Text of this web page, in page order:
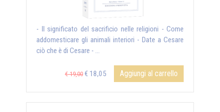
- Il significato del sacrificio nelle religioni - Come
addomesticare gli animali interiori - Date a Cesare
ciò che è di Cesare - ...
€ 19,00 € 18,05 Aggiungi al carrello